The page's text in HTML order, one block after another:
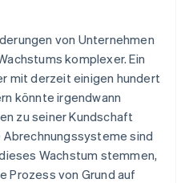
von Unternehmen
komplexer. Ein
mit derzeit einigen hundert
könnte irgendwann
zu seiner Kundschaft
sind
Wachstum stemmen,
Prozess von Grund auf